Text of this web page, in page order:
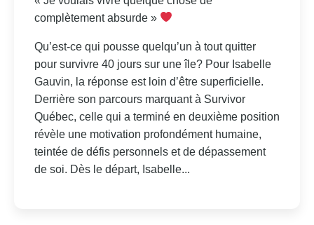
complètement absurde »
Qu’est-ce qui pousse quelqu’un à tout quitter
pour survivre 40 jours sur une île? Pour Isabelle
Gauvin, la réponse est loin d’être superficielle.
Derrière son parcours marquant à Survivor
Québec, celle qui a terminé en deuxième position
révèle une motivation profondément humaine,
teintée de défis personnels et de dépassement
de soi. Dès le départ, Isabelle...